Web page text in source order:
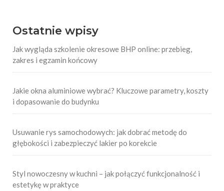
Ostatnie wpisy
Jak wygląda szkolenie okresowe BHP online: przebieg,
zakres i egzamin końcowy
Jakie okna aluminiowe wybrać? Kluczowe parametry, koszty
i dopasowanie do budynku
Usuwanie rys samochodowych: jak dobrać metodę do
głębokości i zabezpieczyć lakier po korekcie
Styl nowoczesny w kuchni – jak połączyć funkcjonalność i
estetykę w praktyce